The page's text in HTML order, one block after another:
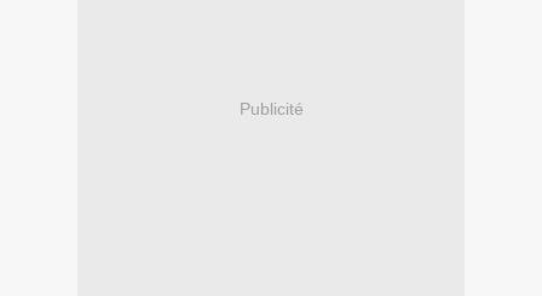
Publicité